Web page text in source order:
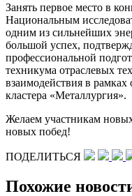
Занять первое место в
Национальным
одним из сильнейших
большой успех,
профессиональной
техникума отраслевых
взаимодействия в рамках
кластера «Металлургия».
Желаем участникам
новых побед!
ПОДЕЛИТЬСЯ
Похожие